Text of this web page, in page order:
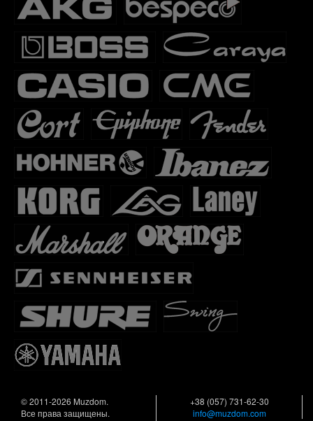
© 2011-2026 Muzdom.
Все права защищены.
+38 (057) 731-62-30
info@muzdom.com